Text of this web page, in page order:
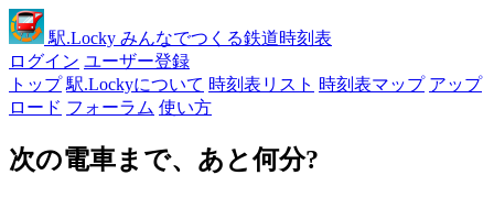
駅.Locky みんなでつくる鉄道時刻表
ログイン ユーザー登録
トップ 駅.Lockyについて 時刻表リスト 時刻表マップ アップ
ロード フォーラム 使い方
次の電車まで、あと何分?